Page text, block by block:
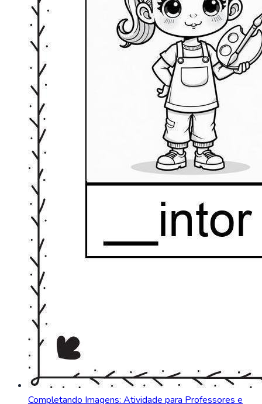
Completando Imagens: Atividade para Professores e